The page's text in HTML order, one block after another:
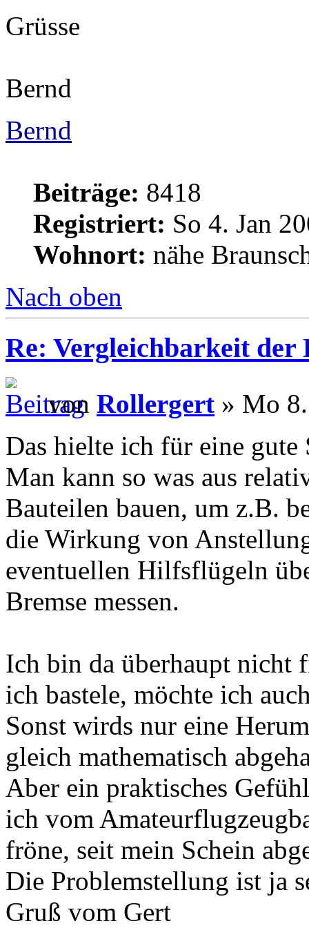
Grüsse
Bernd
Bernd
Beiträge: 8418
Registriert: So 4. Jan
Wohnort: nähe
Nach oben
Re: Vergleichbarkeit der
von Rollergert » Mo
Das hielte ich für eine gute
Man kann so was aus
Bauteilen bauen, um z.B.
die Wirkung von
eventuellen Hilfsflügeln
Bremse messen.
Ich bin da überhaupt nicht
ich bastele, möchte ich
Sonst wirds nur eine
gleich mathematisch
Aber ein praktisches
ich vom
fröne, seit mein Schein
Die Problemstellung ist ja
Gruß vom Gert